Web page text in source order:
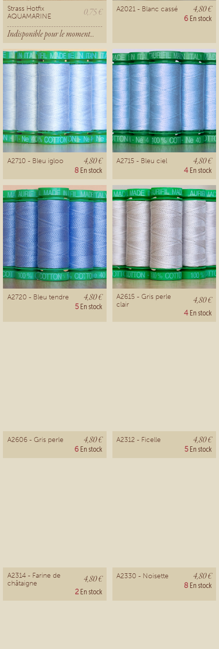
Strass Hotfix
AQUAMARINE
0,75 €
Indisponible pour le moment...
A2021 - Blanc cassé 4,80 €
6 En stock
A2710 - Bleu igloo 4,80 €
8 En stock
A2715 - Bleu ciel 4,80 €
4 En stock
A2720 - Bleu tendre 4,80 €
5 En stock
A2615 - Gris perle
clair
4,80 €
4 En stock
A2606 - Gris perle 4,80 €
6 En stock
A2312 - Ficelle 4,80 €
5 En stock
A2314 - Farine de
châtaigne
4,80 €
2 En stock
A2330 - Noisette 4,80 €
8 En stock